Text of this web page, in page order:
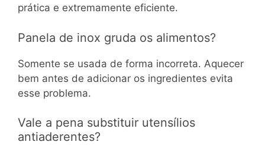
prática e extremamente eficiente.
Panela de inox gruda os alimentos?
Somente se usada de forma incorreta. Aquecer
bem antes de adicionar os ingredientes evita
esse problema.
Vale a pena substituir utensílios
antiaderentes?